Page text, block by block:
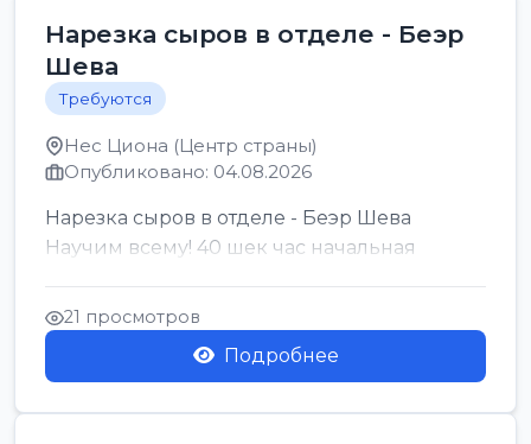
Нарезка сыров в отделе - Беэр
Шева
Требуются
Нес Циона (Центр страны)
Опубликовано: 04.08.2026
Нарезка сыров в отделе - Беэр Шева
Научим всему! 40 шек час начальная
21 просмотров
Подробнее